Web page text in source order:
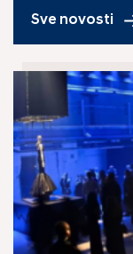
Sve novosti